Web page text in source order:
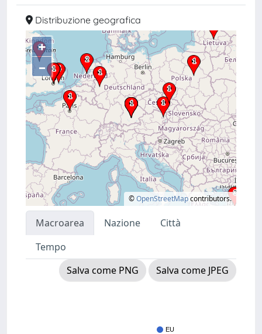
Distribuzione geografica
+
–
©OpenStreetMapcontributors.
Macroarea Nazione
Città
Tempo
Salva come PNG
Salva come JPEG
EU